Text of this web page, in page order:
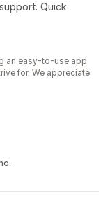
Quick
an easy-to-use app
for. We appreciate